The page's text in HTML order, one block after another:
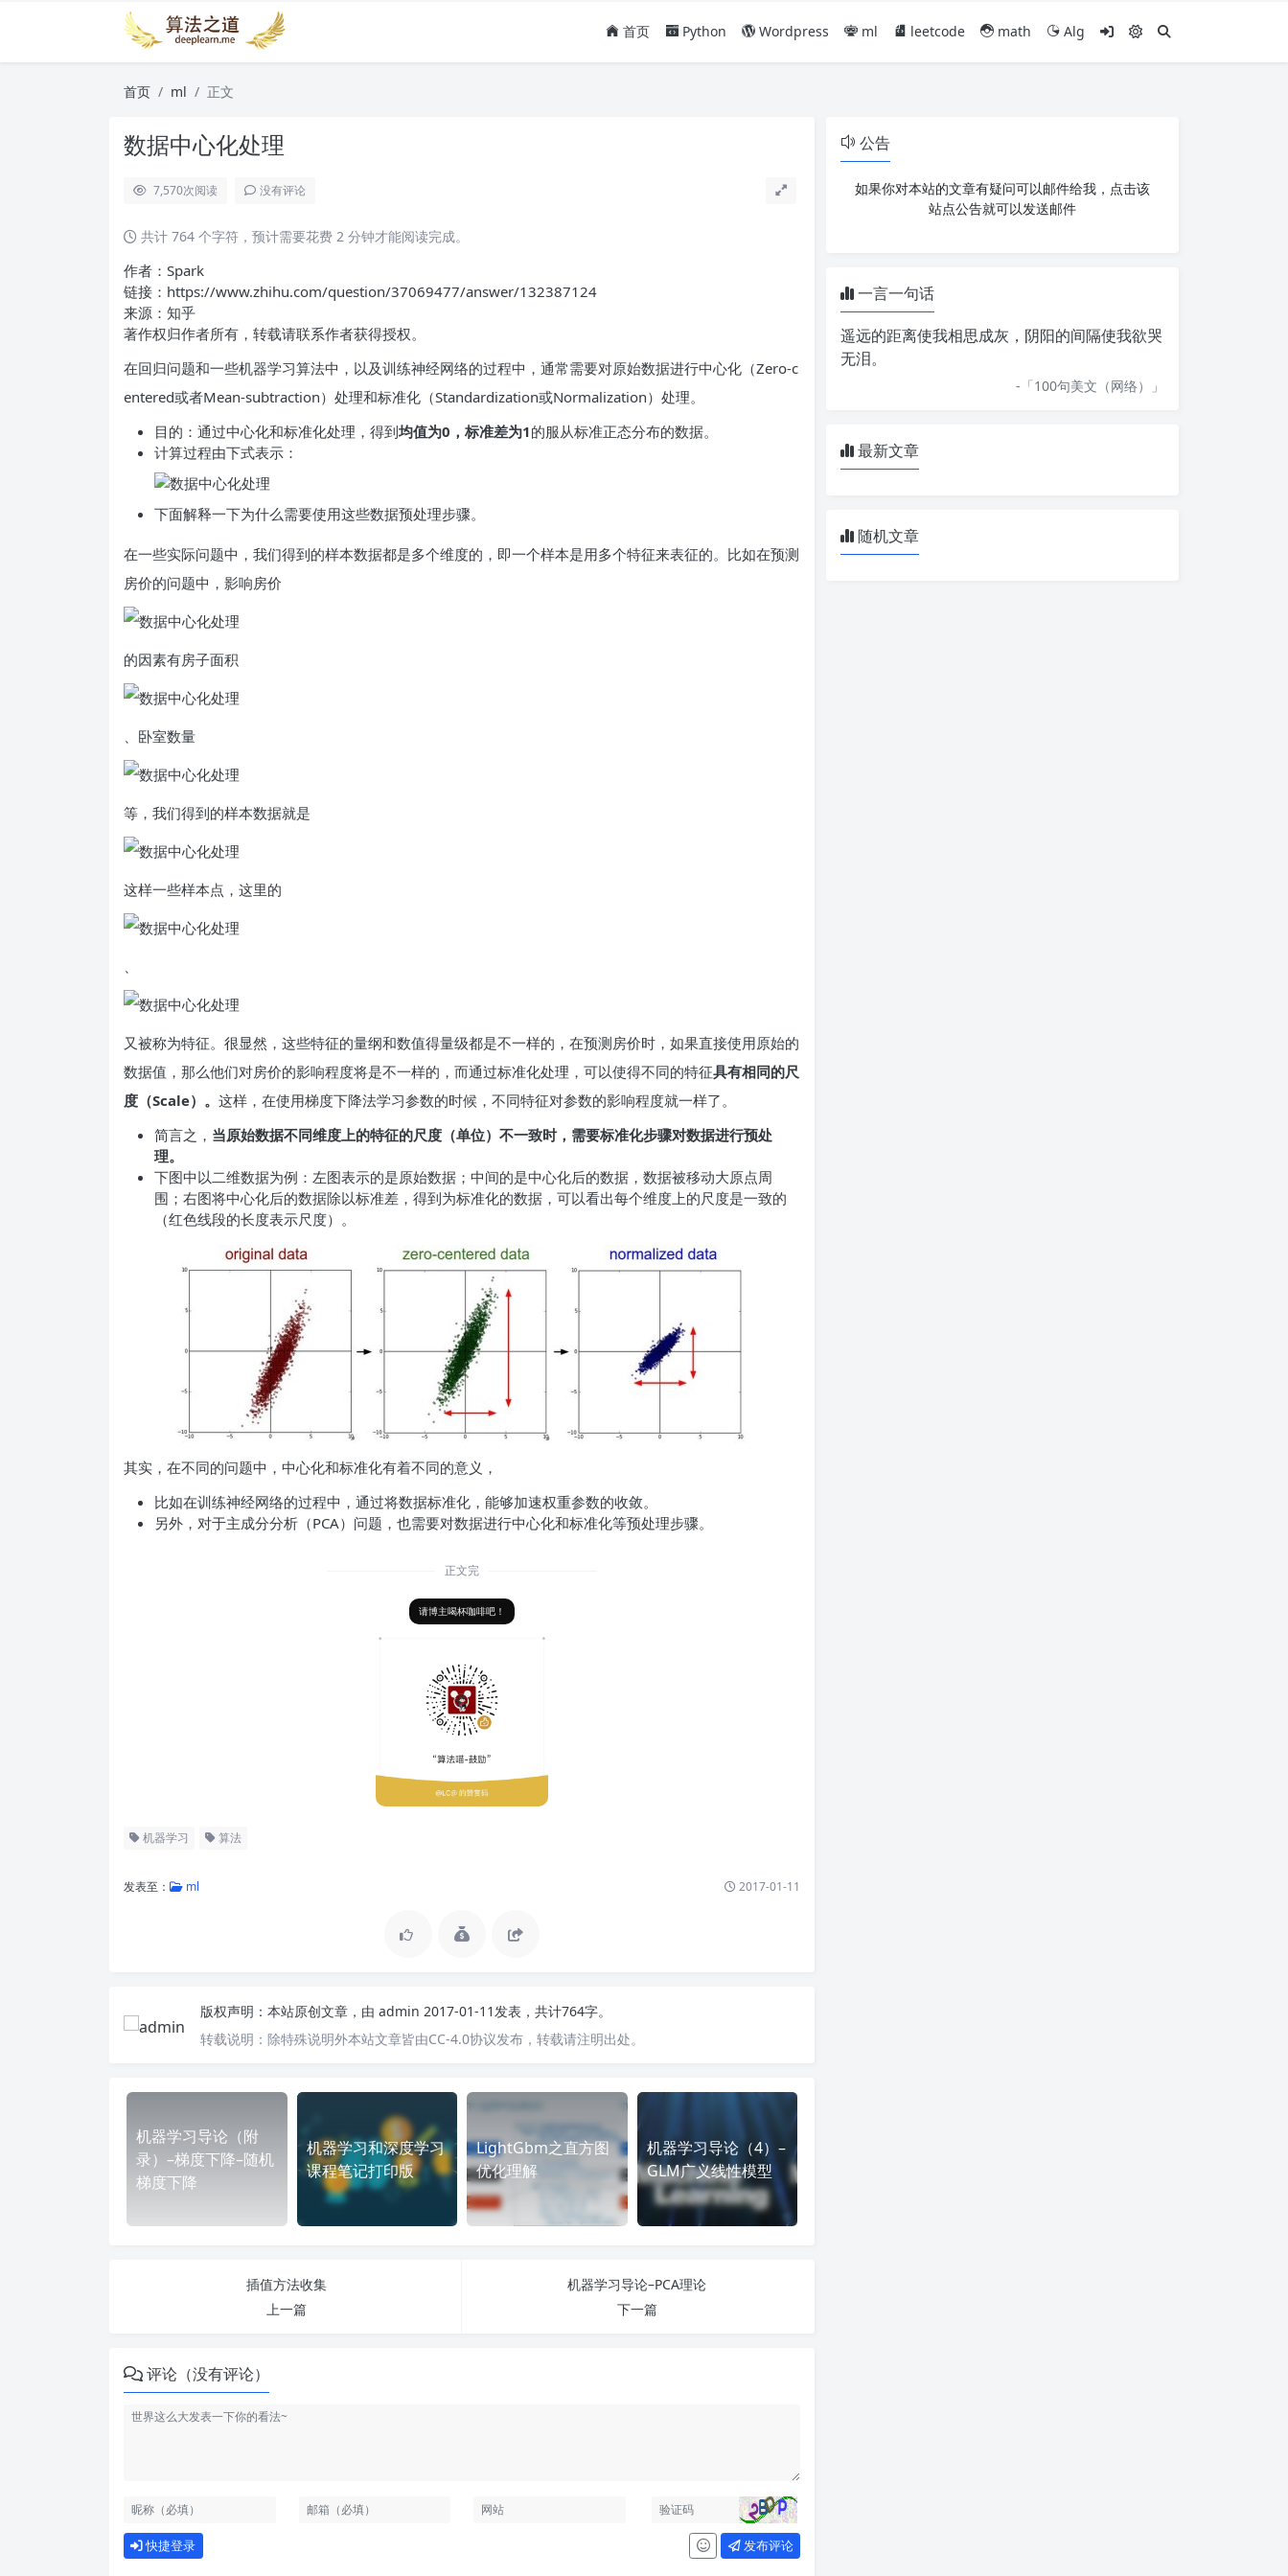
首页 Python Wordpress ml leetcode math Alg
首页 ml 正文
数据中心化处理
7,570次阅读 没有评论
共计 764 个字符，预计需要花费 2 分钟才能阅读完成。
作者：Spark
链接：https://www.zhihu.com/question/37069477/answer/132387124
来源：知乎
著作权归作者所有，转载请联系作者获得授权。
在回归问题和一些机器学习算法中，以及训练神经网络的过程中，通常需要对原始数据进行中心化（Zero-c
entered或者Mean-subtraction）处理和标准化（Standardization或Normalization）处理。
目的：通过中心化和标准化处理，得到均值为0，标准差为1的服从标准正态分布的数据。
计算过程由下式表示：
下面解释一下为什么需要使用这些数据预处理步骤。
在一些实际问题中，我们得到的样本数据都是多个维度的，即一个样本是用多个特征来表征的。比如在预测
房价的问题中，影响房价
的因素有房子面积
、卧室数量
等，我们得到的样本数据就是
这样一些样本点，这里的
、
又被称为特征。很显然，这些特征的量纲和数值得量级都是不一样的，在预测房价时，如果直接使用原始的
数据值，那么他们对房价的影响程度将是不一样的，而通过标准化处理，可以使得不同的特征具有相同的尺
度（Scale）。 这样，在使用梯度下降法学习参数的时候，不同特征对参数的影响程度就一样了。
简言之， 当原始数据不同维度上的特征的尺度（单位）不一致时，需要标准化步骤对数据进行预处
理。
下图中以二维数据为例：左图表示的是原始数据；中间的是中心化后的数据，数据被移动大原点周
围；右图将中心化后的数据除以标准差，得到为标准化的数据，可以看出每个维度上的尺度是一致的
（红色线段的长度表示尺度）。
其实，在不同的问题中，中心化和标准化有着不同的意义，
比如在训练神经网络的过程中，通过将数据标准化，能够加速权重参数的收敛。
另外，对于主成分分析（PCA）问题，也需要对数据进行中心化和标准化等预处理步骤。
正文完
请博主喝杯咖啡吧！
机器学习 算法
发表至： ml 2017-01-11
版权声明： 本站原创文章，由 admin 2017-01-11发表，共计764字。
转载说明： 除特殊说明外本站文章皆由CC-4.0协议发布，转载请注明出处。
机器学习导论（附
录）–梯度下降–随机
梯度下降
机器学习和深度学习
课程笔记打印版
LightGbm之直方图
优化理解
机器学习导论（4）–
GLM广义线性模型
插值方法收集
上一篇
机器学习导论–PCA理论
下一篇
评论（没有评论）
快捷登录 发布评论
公告
如果你对本站的文章有疑问可以邮件给我，点击该
站点公告就可以发送邮件
一言一句话
遥远的距离使我相思成灰，阴阳的间隔使我欲哭
无泪。
-「100句美文（网络） 」
最新文章
随机文章